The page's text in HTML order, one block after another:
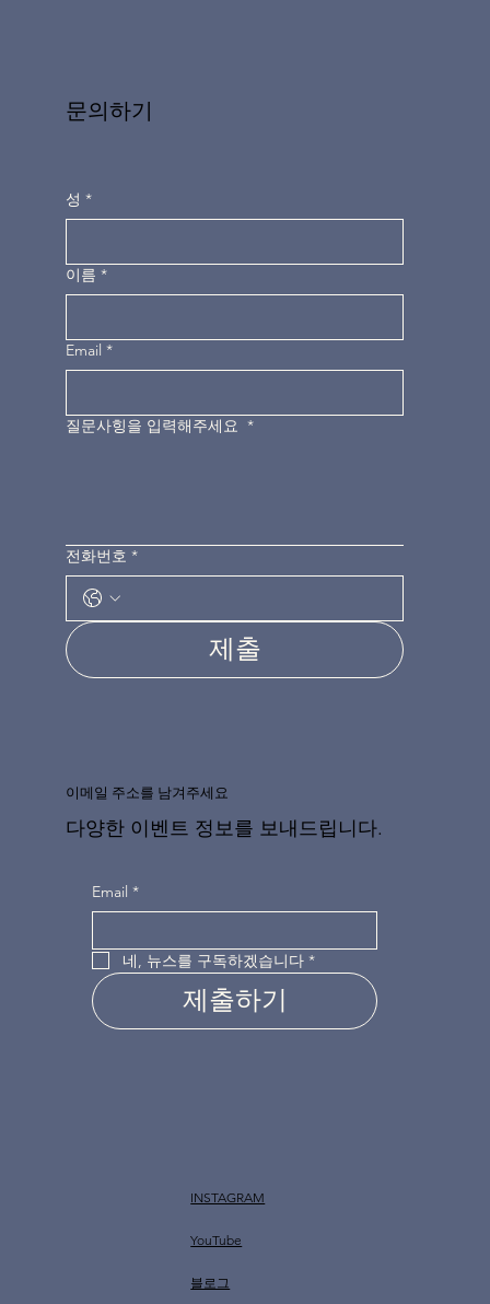
이메일 주소를 남겨주세요
다양한 이벤트 정보를 보내드립니다.
Email *
네, 뉴스를 구독하겠습니다 *
제출하기
문의하기
성 *
이름 *
Email *
질문사힝을 입력해주세요 *
전화번호 *
제출
INSTAGRAM
YouTube
​블로그